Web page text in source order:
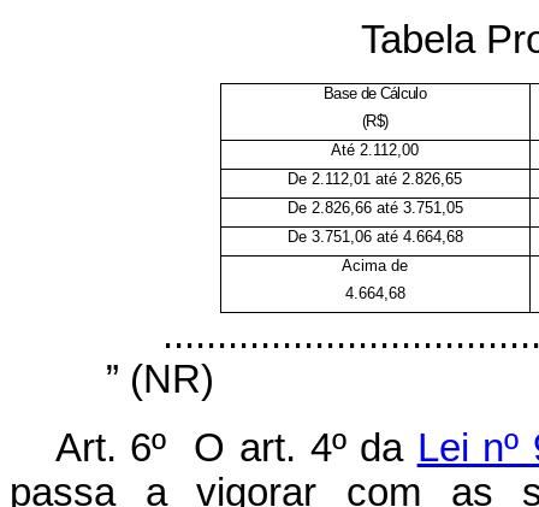
Tabela
Base de Cálculo
(R$)
Até 2.112,00
De 2.112,01 até 2.826,65
De 2.826,66 até 3.751,05
De 3.751,06 até 4.664,68
Acima de
4.664,68
” (NR)
Art. 6º
O art. 4º da Lei nº
passa a vigorar com as